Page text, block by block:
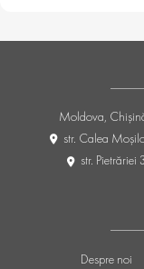
Despre noi
Moldova,
str. Calea
str. Pietrăriei 3